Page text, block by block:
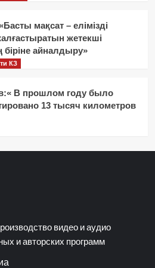
мақсат – елімізді
жетекші
біріне айналдыру»
КЗ
В прошлом году было
13 тысяч километров
видео и аудио
и авторских программ